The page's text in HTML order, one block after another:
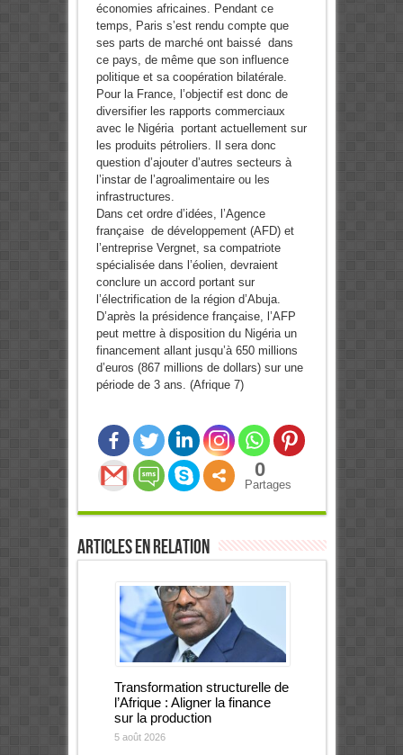
économies africaines. Pendant ce
temps, Paris s’est rendu compte que
ses parts de marché ont baissé dans
ce pays, de même que son influence
politique et sa coopération bilatérale.
Pour la France, l’objectif est donc de
diversifier les rapports commerciaux
avec le Nigéria portant actuellement sur
les produits pétroliers. Il sera donc
question d’ajouter d’autres secteurs à
l’instar de l’agroalimentaire ou les
infrastructures.
Dans cet ordre d’idées, l’Agence
française de développement (AFD) et
l’entreprise Vergnet, sa compatriote
spécialisée dans l’éolien, devraient
conclure un accord portant sur
l’électrification de la région d’Abuja.
D’après la présidence française, l’AFP
peut mettre à disposition du Nigéria un
financement allant jusqu’à 650 millions
d’euros (867 millions de dollars) sur une
période de 3 ans. (Afrique 7)
0
Partages
Articles en relation
Transformation structurelle de
l’Afrique : Aligner la finance
sur la production
5 août 2026